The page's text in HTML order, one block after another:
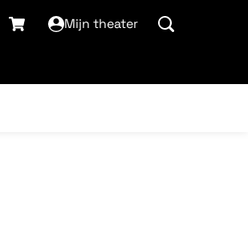
Mijn theater